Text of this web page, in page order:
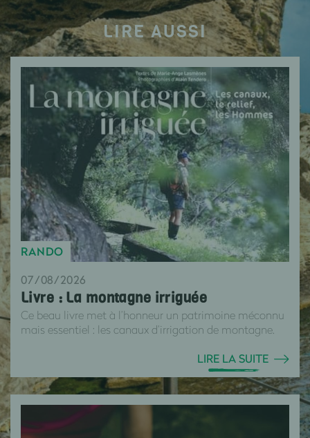
LIRE AUSSI
RANDO
07/08/2026
Livre : La montagne irriguée
Ce beau livre met à l’honneur un patrimoine méconnu
mais essentiel : les canaux d’irrigation de montagne.
LIRE LA SUITE